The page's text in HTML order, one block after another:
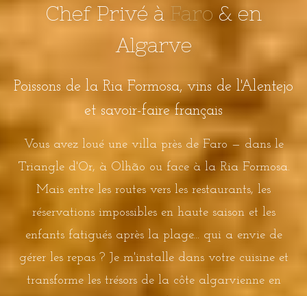
Chef Privé à Faro & en
Algarve
Poissons de la Ria Formosa, vins de l'Alentejo
et savoir-faire français
Vous avez loué une villa près de Faro — dans le
Triangle d'Or, à Olhão ou face à la Ria Formosa.
Mais entre les routes vers les restaurants, les
réservations impossibles en haute saison et les
enfants fatigués après la plage... qui a envie de
gérer les repas ? Je m'installe dans votre cuisine et
transforme les trésors de la côte algarvienne en